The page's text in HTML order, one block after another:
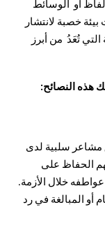
أو الوسائط
خصبة لانتشار
تُعَدُ من أبرز
هذه النصائح:
مشاعر سلبية لدى
الحفاظ على
خلال الأزمة.
إليه وتجنب إصد4ار الأحكام أو المبالغة في رد